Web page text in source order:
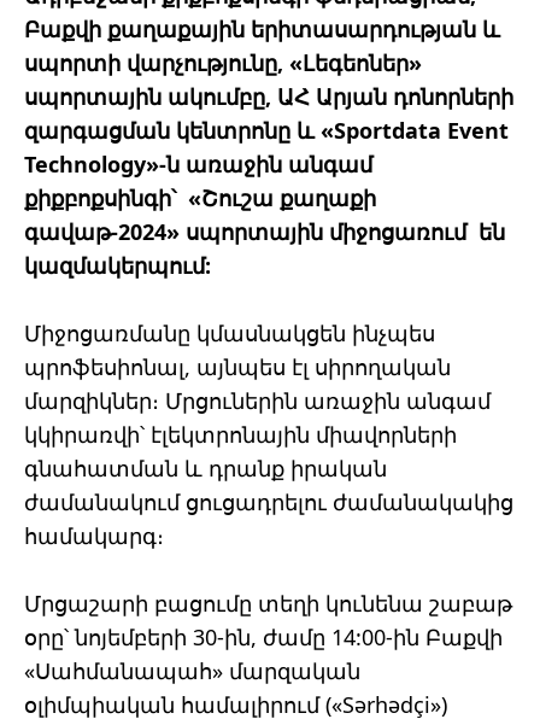
Բաքվի քաղաքային երիտասարդության և
սպորտի վարչությունը, «Լեգեոներ»
սպորտային ակումբը, ԱՀ Արյան դոնորների
զարգացման կենտրոնը և «Sportdata Event
Technology»-ն առաջին անգամ
քիքբոքսինգի՝ «Շուշա քաղաքի
գավաթ-2024» սպորտային միջոցառում են
կազմակերպում:
Միջոցառմանը կմասնակցեն ինչպես
պրոֆեսիոնալ, այնպես էլ սիրողական
մարզիկներ։ Մրցուներին առաջին անգամ
կկիրառվի՝ էլեկտրոնային միավորների
գնահատման և դրանք իրական
ժամանակում ցուցադրելու ժամանակակից
համակարգ։
Մրցաշարի բացումը տեղի կունենա շաբաթ
օրը՝ նոյեմբերի 30-ին, ժամը 14:00-ին Բաքվի
«Սահմանապահ» ​​մարզական
օլիմպիական համալիրում («Sərhədçi»)